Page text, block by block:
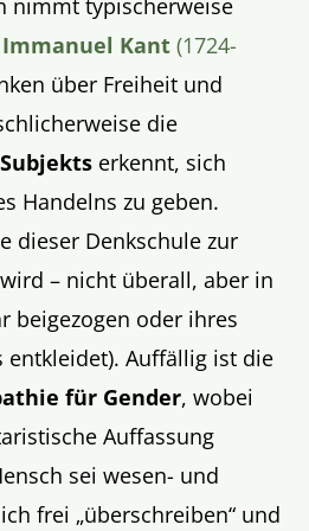
nimmt typischerweise
Immanuel Kant (1724-
über Freiheit und
die
erkennt, sich
Handelns zu geben.
dieser Denkschule zur
– nicht überall, aber in
beigezogen oder ihres
entkleidet). Auffällig ist die
für Gender, wobei
Auffassung
sei wesen- und
frei „überschreiben“ und